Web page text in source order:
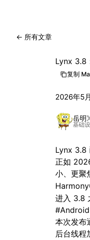
Lynx 3.8
复制
← 所有文章
2026年5
岳明
基础
Lynx 3.8
正如
小、更聚
进入 3.8
#
本次发布
后台线